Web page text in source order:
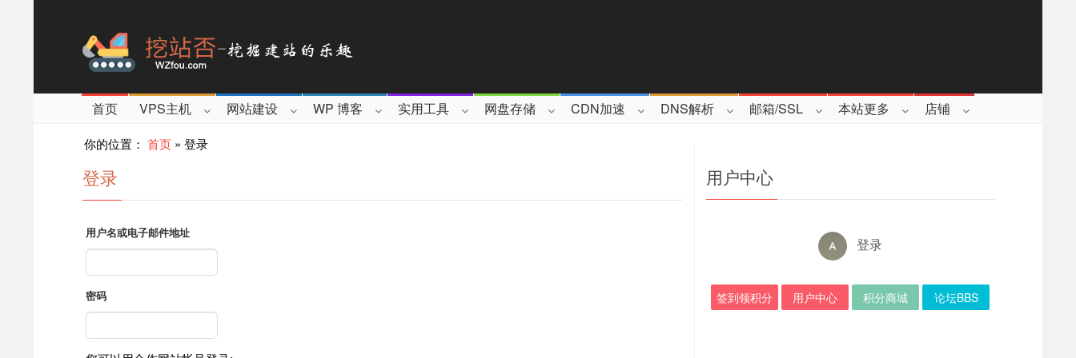
首页 VPS主机 网站建设 WP 博客 实用工具 网盘存储 CDN加速 DNS解析 邮箱/SSL 本站更多 店铺
你的位置： 首页 » 登录
登录
用户名或电子邮件地址
密码
用户中心
登录
签到领积分 用户中心 积分商城 论坛BBS